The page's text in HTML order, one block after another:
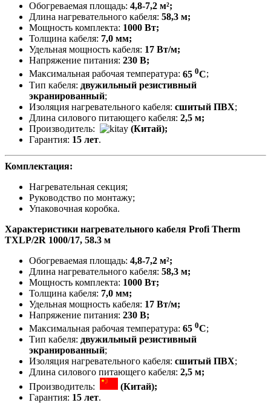
Обогреваемая площадь: 4,8-7,2 м²;
Длина нагревательного кабеля: 58,3 м;
Мощность комплекта: 1000 Вт;
Толщина кабеля: 7,0 мм;
Удельная мощность кабеля: 17 Вт/м;
Напряжение питания: 230 В;
Максимальная рабочая температура: 65 0C;
Тип кабеля: двужильный резистивный
экранированный;
Изоляция нагревательного кабеля: сшитый ПВХ;
Длина силового питающего кабеля: 2,5 м;
Производитель:
(Китай);
Гарантия: 15 лет.
Комплектация:
Нагревательная секция;
Руководство по монтажу;
Упаковочная коробка.
Характеристики нагревательного кабеля Profi Therm
TXLP/2R 1000/17, 58.3 м
Обогреваемая площадь: 4,8-7,2 м²;
Длина нагревательного кабеля: 58,3 м;
Мощность комплекта: 1000 Вт;
Толщина кабеля: 7,0 мм;
Удельная мощность кабеля: 17 Вт/м;
Напряжение питания: 230 В;
Максимальная рабочая температура: 65 0C;
Тип кабеля: двужильный резистивный
экранированный;
Изоляция нагревательного кабеля: сшитый ПВХ;
Длина силового питающего кабеля: 2,5 м;
Производитель:
(Китай);
Гарантия: 15 лет.